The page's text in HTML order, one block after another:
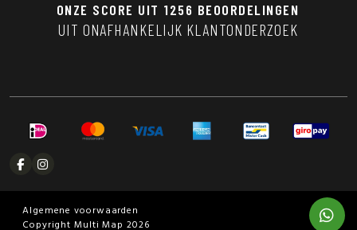
ONZE SCORE UIT 1256 BEOORDELINGEN
UIT ONAFHANKELIJK KLANTONDERZOEK
Algemene voorwaarden
Copyright Multi Map 2026